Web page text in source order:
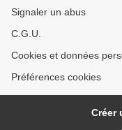
Signaler un abus
C.G.U.
Cookies et données
Préférences cookies
Créer